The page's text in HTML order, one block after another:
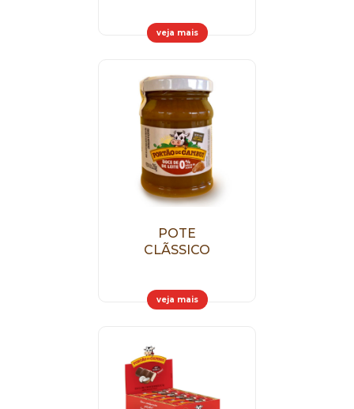
veja mais
POTE
CLÃSSICO
veja mais